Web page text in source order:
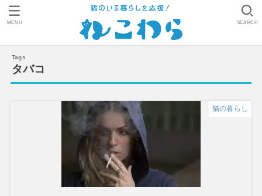
SEARCH
MENU
タバコ
猫の暮らし